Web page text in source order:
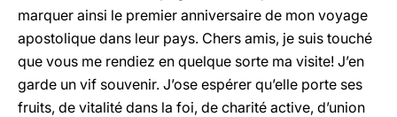
marquer ainsi le premier anniversaire de mon voyage
apostolique dans leur pays. Chers amis, je suis touché
que vous me rendiez en quelque sorte ma visite! J’en
garde un vif souvenir. J’ose espérer qu’elle porte ses
fruits, de vitalité dans la foi, de charité active, d’union